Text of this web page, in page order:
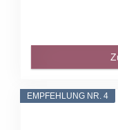
EMPFEHLUNG NR. 4